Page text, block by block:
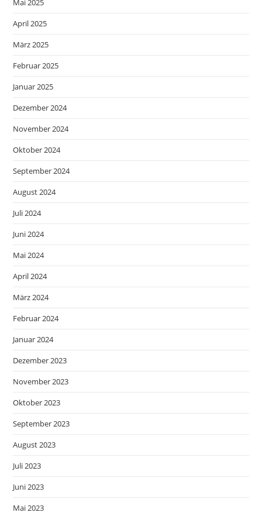
April 2025
März 2025
Februar 2025
Januar 2025
Dezember 2024
November 2024
Oktober 2024
September 2024
August 2024
Juli 2024
Juni 2024
Mai 2024
April 2024
März 2024
Februar 2024
Januar 2024
Dezember 2023
November 2023
Oktober 2023
September 2023
August 2023
Juli 2023
Juni 2023
Mai 2023